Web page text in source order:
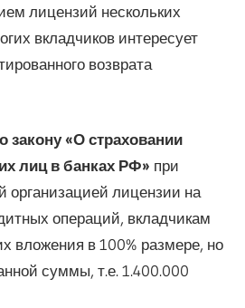
лицензий нескольких
вкладчиков интересует
возврата
закону «О страховании
лиц в банках РФ» при
организацией лицензии на
операций, вкладчикам
вложения в 100% размере, но
суммы, т.е. 1.400.000